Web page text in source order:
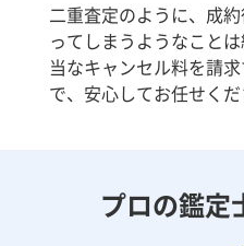
二重査定のように、成
ってしまうようなこと
当なキャンセル料を請
で、安心してお任せくだ
プロの鑑定